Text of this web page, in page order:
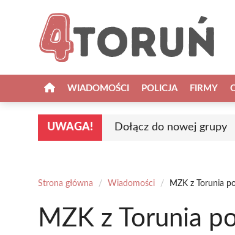
WIADOMOŚCI POLICJA FIRMY
UWAGA! Dołącz do nowej grupy
Strona główna / Wiadomości / MZK z Torunia
MZK z Torunia